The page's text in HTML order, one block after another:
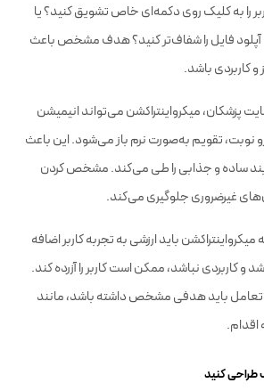
را به کلیک روی دکمه‌ای خاص تشویق کنید؟ یا
آپلود فایل را شفاف‌تر کنید؟ هدف مشخص باعث
کاربردی باشد.
پزشکان، میکرواینتراکشن می‌تواند انیمیشن
نوبت، تقویم به‌صورت نرم باز می‌شود. این باعث
ساده و جذابی را طی می‌کند. مشخص کردن
غیرضروری جلوگیری می‌کند.
باید ارزشی به تجربه کاربر اضافه
و کاربردی نباشد، ممکن است کاربر را آزرده کند.
تعامل باید هدفی مشخص داشته باشد، مانند
کنید